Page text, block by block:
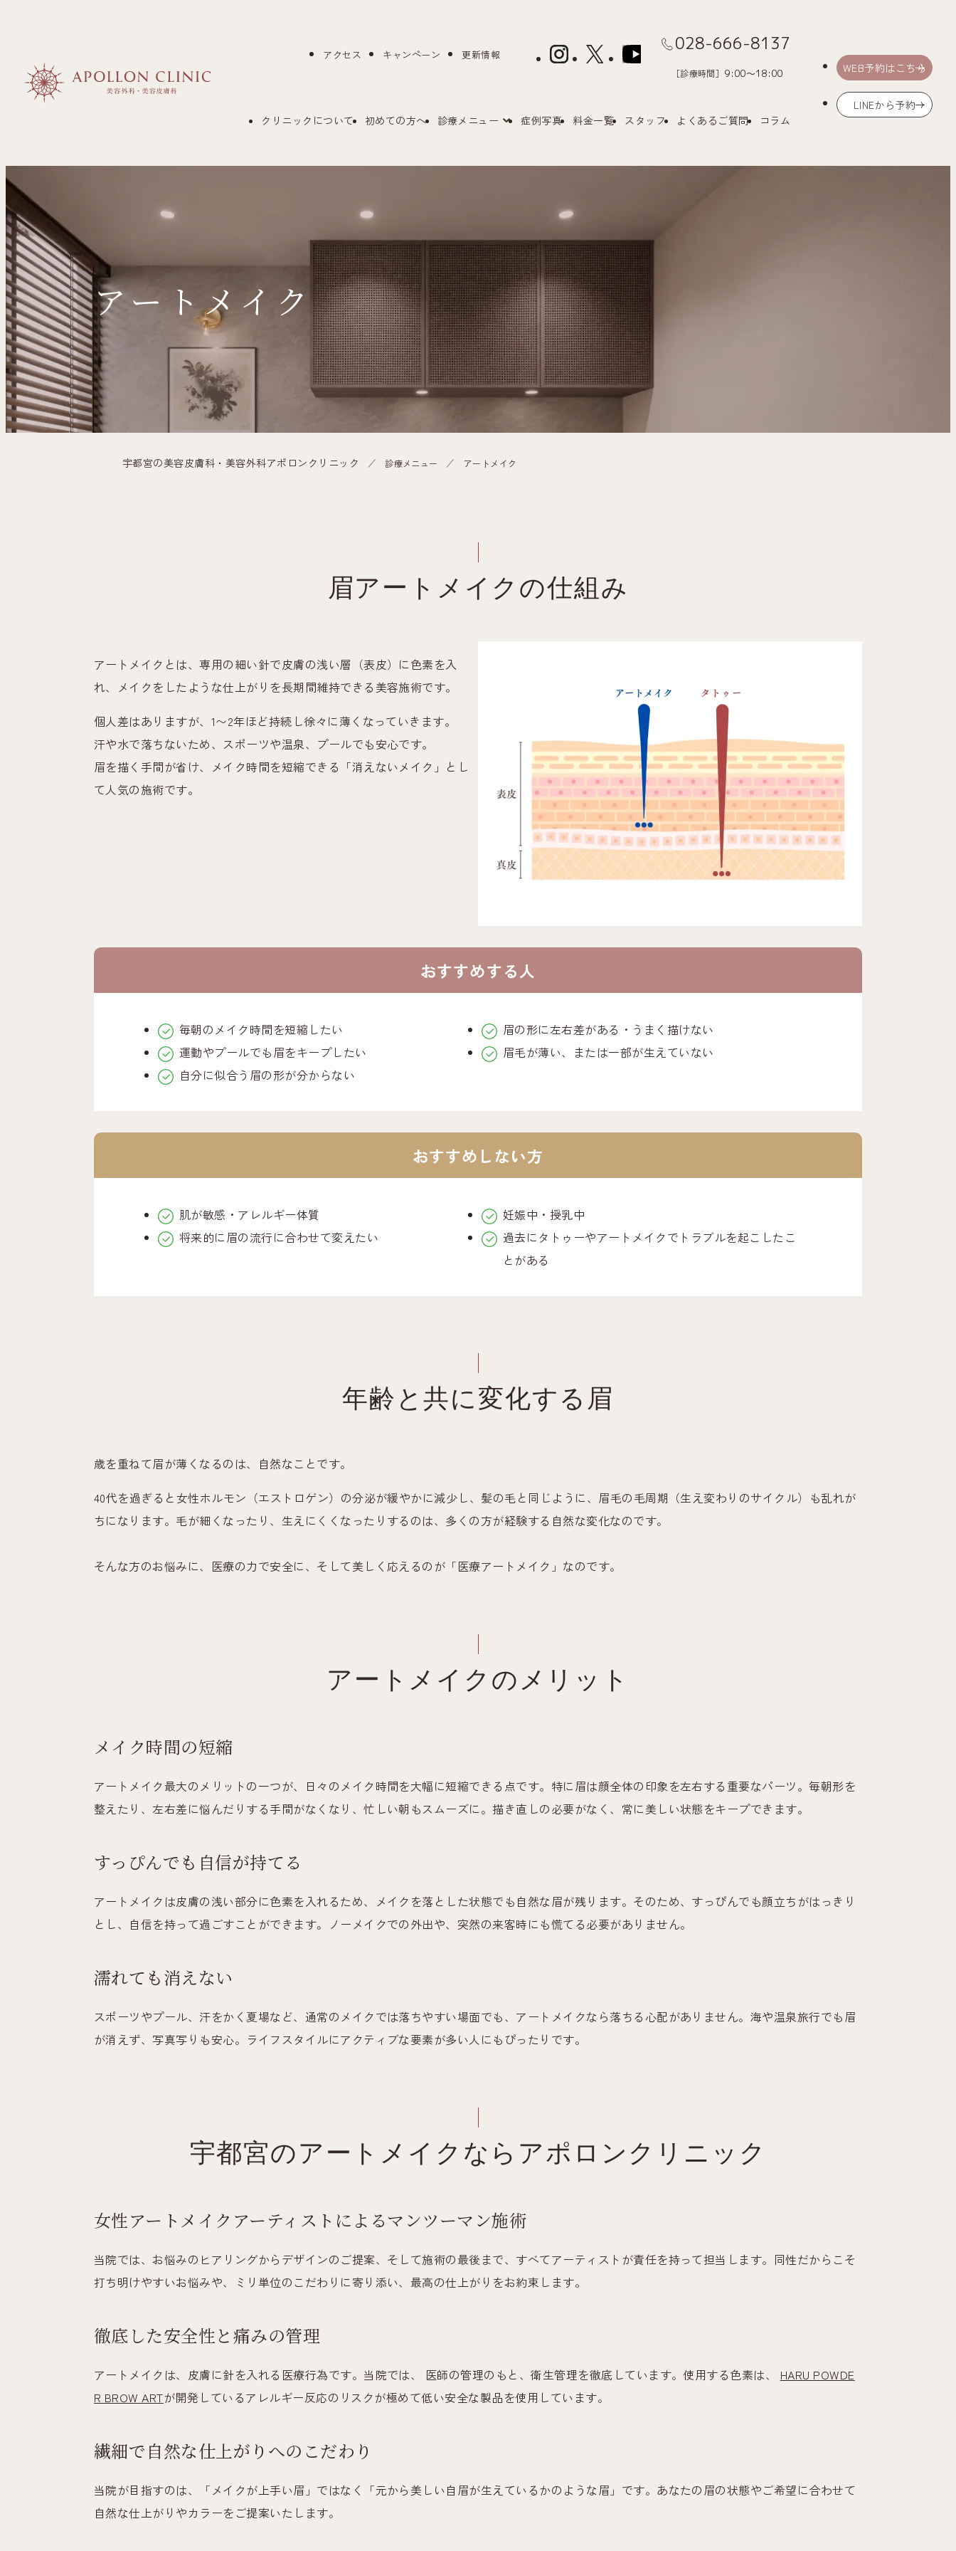
アクセス キャンペーン 更新情報 028-666-8137
［診療時間］ 9:00～18:00
クリニックについて 初めての方へ 診療メニュー 症例写真 料金一覧 スタッフ よくあるご質問 コラム
WEB予約はこちら
LINEから予約
アートメイク
宇都宮の美容皮膚科・美容外科アポロンクリニック 診療メニュー アートメイク
眉アートメイクの仕組み
アートメイクとは、専用の細い針で皮膚の浅い層（表皮）に色素を入
れ、メイクをしたような仕上がりを長期間維持できる美容施術です。
個人差はありますが、1〜2年ほど持続し徐々に薄くなっていきます。
汗や水で落ちないため、スポーツや温泉、プールでも安心です。
眉を描く手間が省け、メイク時間を短縮できる「消えないメイク」とし
て人気の施術です。
おすすめする人
毎朝のメイク時間を短縮したい
眉の形に左右差がある・うまく描けない
運動やプールでも眉をキープしたい
眉毛が薄い、または一部が生えていない
自分に似合う眉の形が分からない
おすすめしない方
肌が敏感・アレルギー体質
妊娠中・授乳中
将来的に眉の流行に合わせて変えたい
過去にタトゥーやアートメイクでトラブルを起こしたこ
とがある
年齢と共に変化する眉
歳を重ねて眉が薄くなるのは、自然なことです。
40代を過ぎると女性ホルモン（エストロゲン）の分泌が緩やかに減少し、髪の毛と同じように、眉毛の毛周期（生え変わりのサイクル）も乱れが
ちになります。毛が細くなったり、生えにくくなったりするのは、多くの方が経験する自然な変化なのです。
そんな方のお悩みに、医療の力で安全に、そして美しく応えるのが「医療アートメイク」なのです。
アートメイクのメリット
メイク時間の短縮
アートメイク最大のメリットの一つが、日々のメイク時間を大幅に短縮できる点です。特に眉は顔全体の印象を左右する重要なパーツ。毎朝形を
整えたり、左右差に悩んだりする手間がなくなり、忙しい朝もスムーズに。描き直しの必要がなく、常に美しい状態をキープできます。
すっぴんでも自信が持てる
アートメイクは皮膚の浅い部分に色素を入れるため、メイクを落とした状態でも自然な眉が残ります。そのため、すっぴんでも顔立ちがはっきり
とし、自信を持って過ごすことができます。ノーメイクでの外出や、突然の来客時にも慌てる必要がありません。
濡れても消えない
スポーツやプール、汗をかく夏場など、通常のメイクでは落ちやすい場面でも、アートメイクなら落ちる心配がありません。海や温泉旅行でも眉
が消えず、写真写りも安心。ライフスタイルにアクティブな要素が多い人にもぴったりです。
宇都宮のアートメイクならアポロンクリニック
女性アートメイクアーティストによるマンツーマン施術
当院では、お悩みのヒアリングからデザインのご提案、そして施術の最後まで、すべてアーティストが責任を持って担当します。同性だからこそ
打ち明けやすいお悩みや、ミリ単位のこだわりに寄り添い、最高の仕上がりをお約束します。
徹底した安全性と痛みの管理
アートメイクは、皮膚に針を入れる医療行為です。当院では、 医師の管理のもと、衛生管理を徹底しています。使用する色素は、 HARU POWDE
R BROW ARTが開発しているアレルギー反応のリスクが極めて低い安全な製品を使用しています。
繊細で自然な仕上がりへのこだわり
当院が目指すのは、「メイクが上手い眉」ではなく「元から美しい自眉が生えているかのような眉」です。あなたの眉の状態やご希望に合わせて
自然な仕上がりやカラーをご提案いたします。